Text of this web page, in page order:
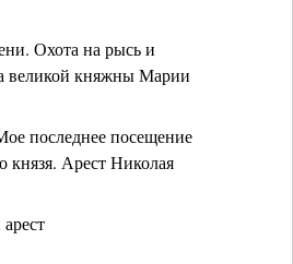
Охота на рысь и
великой княжны Марии
последнее посещение
князя. Арест Николая